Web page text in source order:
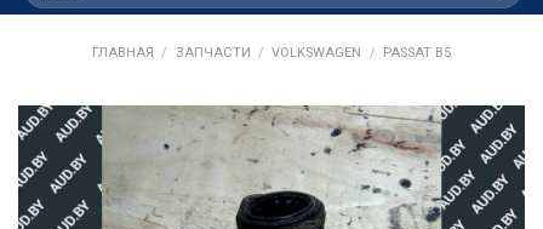
ГЛАВНАЯ / ЗАПЧАСТИ / VOLKSWAGEN / PASSAT B5